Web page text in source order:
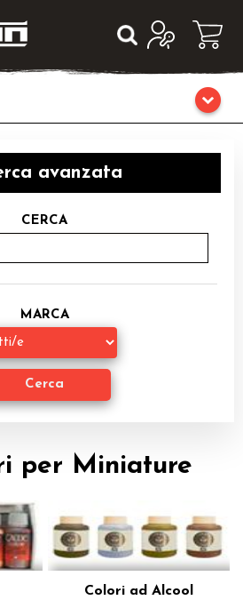
avanzata
CERCA
MARCA
per Miniature
Colori ad Alcool